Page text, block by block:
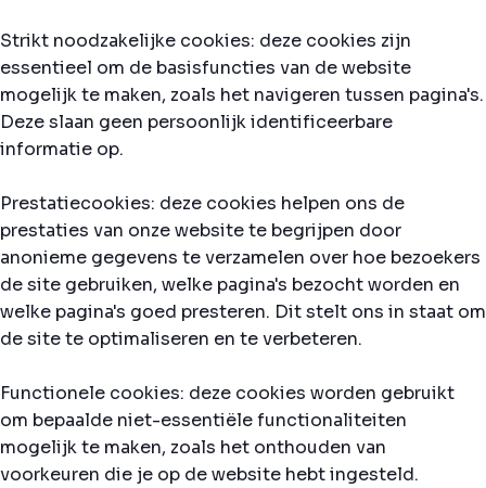
Strikt noodzakelijke cookies: deze cookies zijn
essentieel om de basisfuncties van de website
mogelijk te maken, zoals het navigeren tussen pagina's.
Deze slaan geen persoonlijk identificeerbare
informatie op.
Prestatiecookies: deze cookies helpen ons de
prestaties van onze website te begrijpen door
anonieme gegevens te verzamelen over hoe bezoekers
de site gebruiken, welke pagina's bezocht worden en
welke pagina's goed presteren. Dit stelt ons in staat om
de site te optimaliseren en te verbeteren.
Functionele cookies: deze cookies worden gebruikt
om bepaalde niet-essentiële functionaliteiten
mogelijk te maken, zoals het onthouden van
voorkeuren die je op de website hebt ingesteld.